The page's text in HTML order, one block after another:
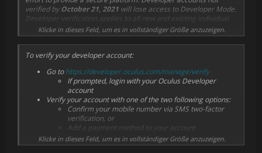
verified byOctober 21, 2021 will lose access to Developer Mode.
Developer verification applies to all new and existing individual
developer accounts.
Klicke in dieses Feld, um es in vollständiger Größe anzuzeigen.
To verify your developer account:
Go tohttps://developer.oculus.com/manage/verify
If prompted, login with your Oculus Developer
account
Verify your account with one of the two following options:
Confirm your mobile number via SMS two-factor
verification, or
Add a payment method to your account
More information about Developer Verification can be found in
Klicke in dieses Feld, um es in vollständiger Größe anzuzeigen.